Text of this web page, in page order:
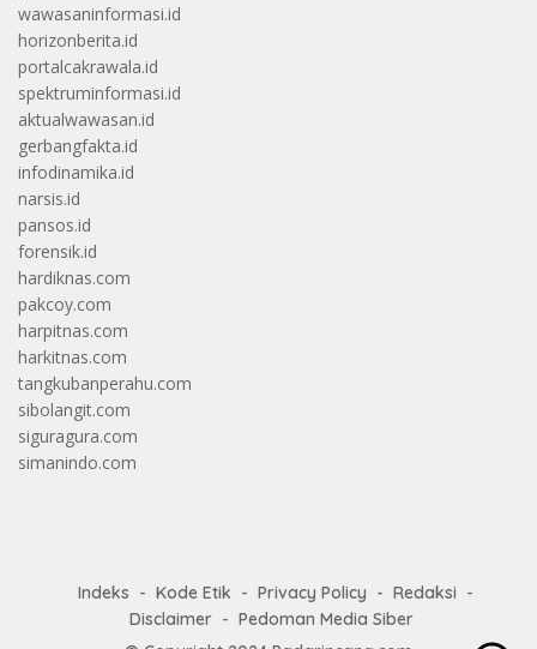
wawasaninformasi.id
horizonberita.id
portalcakrawala.id
spektruminformasi.id
aktualwawasan.id
gerbangfakta.id
infodinamika.id
narsis.id
pansos.id
forensik.id
hardiknas.com
pakcoy.com
harpitnas.com
harkitnas.com
tangkubanperahu.com
sibolangit.com
siguragura.com
simanindo.com
Indeks Kode Etik Privacy Policy
Redaksi
Disclaimer
Pedoman Media Siber